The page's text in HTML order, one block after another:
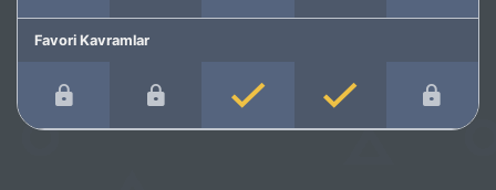
Favori Kavramlar